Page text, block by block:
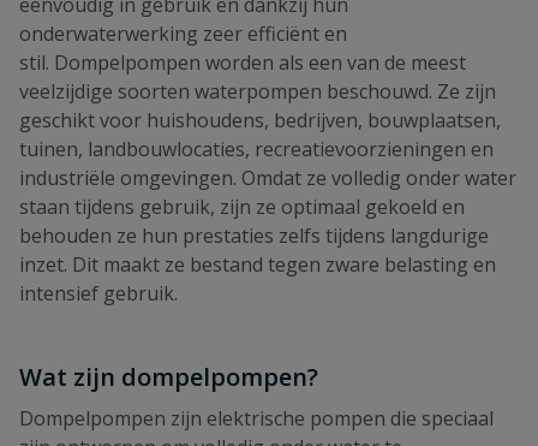
onderwaterwerking zeer efficiënt en
stil. Dompelpompen worden als een van de meest
veelzijdige soorten waterpompen beschouwd. Ze zijn
geschikt voor huishoudens, bedrijven, bouwplaatsen,
tuinen, landbouwlocaties, recreatievoorzieningen en
industriële omgevingen. Omdat ze volledig onder water
staan tijdens gebruik, zijn ze optimaal gekoeld en
behouden ze hun prestaties zelfs tijdens langdurige
inzet. Dit maakt ze bestand tegen zware belasting en
intensief gebruik.
Wat zijn dompelpompen?
Dompelpompen zijn elektrische pompen die speciaal